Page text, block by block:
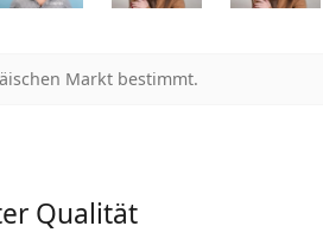
Markt bestimmt.
Qualität